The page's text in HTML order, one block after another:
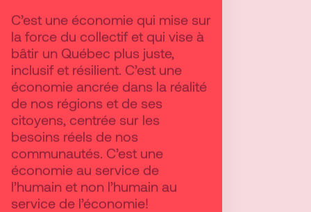
C’est une économie qui mise sur
la force du collectif et qui vise à
bâtir un Québec plus juste,
inclusif et résilient. C’est une
économie ancrée dans la réalité
de nos régions et de ses
citoyens, centrée sur les
besoins réels de nos
communautés. C’est une
économie au service de
l’humain et non l’humain au
service de l’économie!